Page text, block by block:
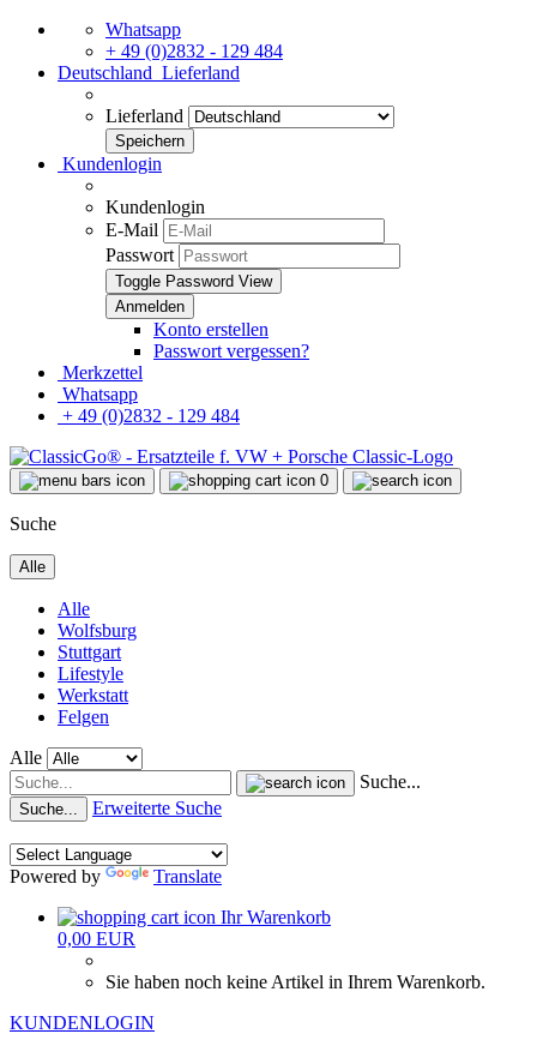
Whatsapp
+ 49 (0)2832 - 129 484
Deutschland Lieferland
Lieferland
Kundenlogin
Kundenlogin
E-Mail
Passwort
Toggle Password View
Konto erstellen
Passwort vergessen?
Merkzettel
Whatsapp
+ 49 (0)2832 - 129 484
0
Suche
Alle
Alle
Wolfsburg
Stuttgart
Lifestyle
Werkstatt
Felgen
Alle
Suche...
Suche... Erweiterte Suche
Powered by
Translate
Ihr Warenkorb
0,00 EUR
Sie haben noch keine Artikel in Ihrem Warenkorb.
KUNDENLOGIN